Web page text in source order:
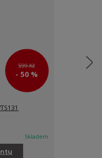
599 Kč
- 50 %
Skladem